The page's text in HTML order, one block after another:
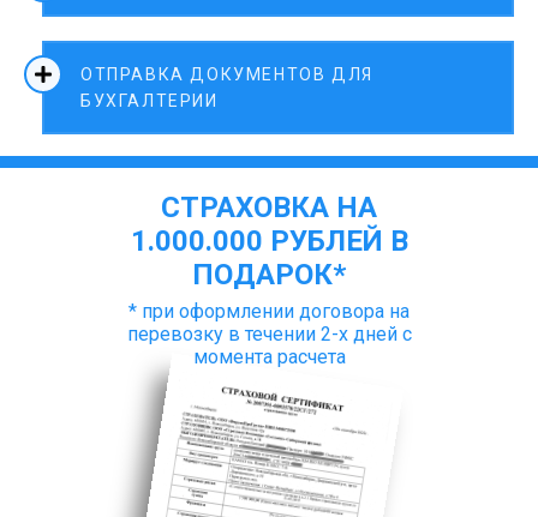
ОТПРАВКА ДОКУМЕНТОВ ДЛЯ
БУХГАЛТЕРИИ
СТРАХОВКА НА
1.000.000 РУБЛЕЙ В
ПОДАРОК*
* при оформлении договора на
перевозку в течении 2-х дней с
момента расчета